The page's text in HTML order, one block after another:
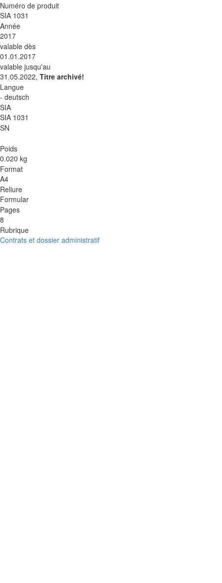
Numéro de produit
SIA 1031
Année
2017
valable dès
01.01.2017
valable jusqu'au
31.05.2022, Titre archivé!
Langue
- deutsch
SIA
SIA 1031
SN
Poids
0.020 kg
Format
A4
Reliure
Formular
Pages
8
Rubrique
Contrats et dossier administratif